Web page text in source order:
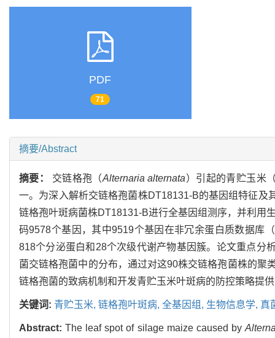
PDF
71
摘要/Abstract
摘要： 交链格孢（Alternaria alternata）引起的青贮玉米
一。为深入解析交链格孢菌株DT18131-B的基因组特征
链格孢叶斑病菌株DT18131-B进行全基因组测序，并利用
码9578个基因，其中9519个基因在非冗余蛋白质数据库
818个分泌蛋白和28个次级代谢产物基因簇。论文重点分
菌交链格孢菌中的分布，通过对这90株交链格孢菌株的
链格孢菌的致病机制和开发青贮玉米叶斑病的防控策略提
关键词: 青贮玉米, 链格孢叶斑病, 全基因组, 生物信息学, 真
Abstract:The leaf spot of silage maize caused by